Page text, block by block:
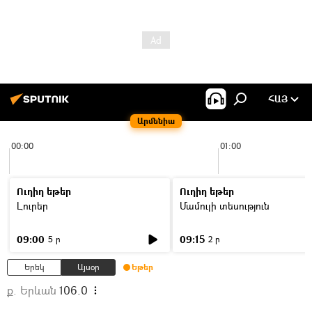
Արմենիա
ՀԱՅ
00:00 01:00
Ուղիղ եթեր
Լուրեր
09:00 5 ր
Ուղիղ եթեր
Մամուլի տեսություն
09:15 2 ր
Երեկ Այսօր Եթեր
ք. Երևան 106.0